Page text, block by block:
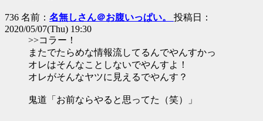
736 名前： 名無しさん＠お腹いっぱい。 投稿日：
2020/05/07(Thu) 19:30
>>コラー！
またでたらめな情報流してるんでやんすかっ
オレはそんなことしないでやんすよ！
オレがそんなヤツに見えるでやんす？
鬼道「お前ならやると思ってた（笑）」